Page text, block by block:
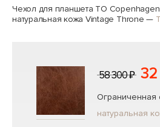
Чехол для планшета TO
натуральная кожа Vintage Throne —
58 300 ₽
Ограниченная
натуральная